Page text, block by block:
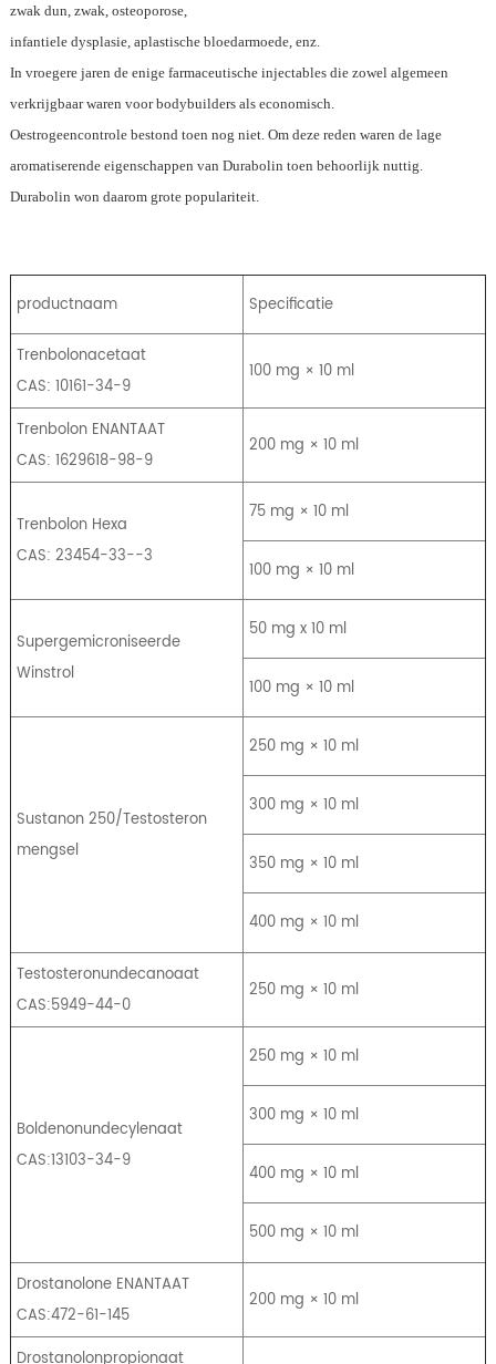
zwak dun, zwak, osteoporose,
infantiele dysplasie, aplastische bloedarmoede, enz.
In vroegere jaren de enige farmaceutische injectables die zowel algemeen
verkrijgbaar waren voor bodybuilders als economisch.
Oestrogeencontrole bestond toen nog niet. Om deze reden waren de lage
aromatiserende eigenschappen van Durabolin toen behoorlijk nuttig.
Durabolin won daarom grote populariteit.
productnaam Specificatie
Trenbolonacetaat
CAS: 10161-34-9
100 mg × 10 ml
Trenbolon ENANTAAT
CAS: 1629618-98-9
200 mg × 10 ml
Trenbolon Hexa
CAS: 23454-33--3
75 mg × 10 ml
100 mg × 10 ml
Supergemicroniseerde
Winstrol
50 mg x 10 ml
100 mg × 10 ml
Sustanon 250/Testosteron
mengsel
250 mg × 10 ml
300 mg × 10 ml
350 mg × 10 ml
400 mg × 10 ml
Testosteronundecanoaat
CAS:5949-44-0
250 mg × 10 ml
Boldenonundecylenaat
CAS:13103-34-9
250 mg × 10 ml
300 mg × 10 ml
400 mg × 10 ml
500 mg × 10 ml
Drostanolone ENANTAAT
CAS:472-61-145
200 mg × 10 ml
Drostanolonpropionaat